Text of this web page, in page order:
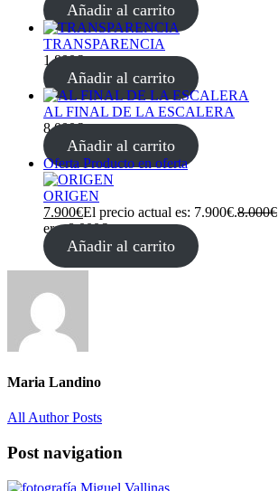
Añadir al carrito
TRANSPARENCIA
1.800€
Añadir al carrito
AL FINAL DE LA ESCALERA
8.000€
Añadir al carrito
Oferta Producto en oferta
ORIGEN
7.900€El precio actual es: 7.900€.8.000€
era: 8.000€.
Añadir al carrito
Maria Landino
All Author Posts
Post navigation